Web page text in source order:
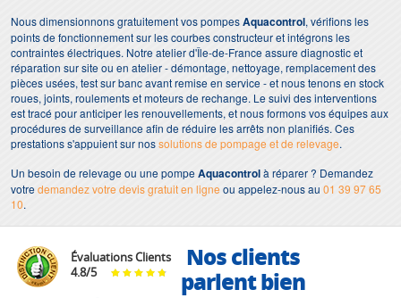
Nous dimensionnons gratuitement vos pompesAquacontrol, vérifions les
points de fonctionnement sur les courbes constructeur et intégrons les
contraintes électriques. Notre atelier d'Île-de-France assure diagnostic et
réparation sur site ou en atelier - démontage, nettoyage, remplacement des
pièces usées, test sur banc avant remise en service - et nous tenons en stock
roues, joints, roulements et moteurs de rechange. Le suivi des interventions
est tracé pour anticiper les renouvellements, et nous formons vos équipes aux
procédures de surveillance afin de réduire les arrêts non planifiés. Ces
prestations s'appuient sur nossolutions de pompage et de relevage.
Un besoin de relevage ou une pompeAquacontrolà réparer ? Demandez
votredemandez votre devis gratuit en ligne ou appelez-nous au 01 39 97 65
10.
Évaluations Clients
4.8/5
Nos clients
parlent bien